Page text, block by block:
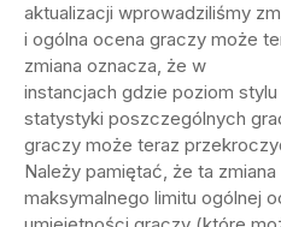
aktualizacji wprowadziliśmy
i ogólna ocena graczy może
zmiana oznacza, że ​​w
instancjach gdzie poziom
statystyki poszczególnych
graczy może teraz
Należy pamiętać, że ta
maksymalnego limitu ogólnej